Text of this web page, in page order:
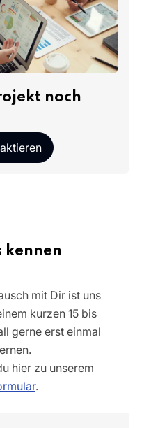
noch
kennen
mit Dir ist uns
kurzen 15 bis
gerne erst einmal
hier zu unserem
.